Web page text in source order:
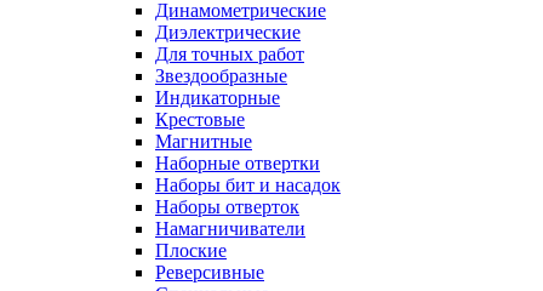
Динамометрические
Диэлектрические
Для точных работ
Звездообразные
Индикаторные
Крестовые
Магнитные
Наборные отвертки
Наборы бит и насадок
Наборы отверток
Намагничиватели
Плоские
Реверсивные